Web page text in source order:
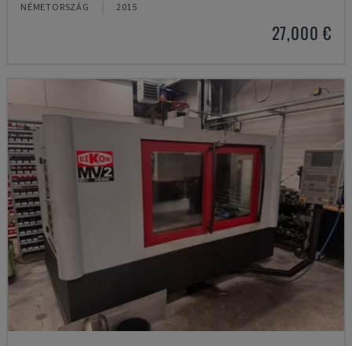
NÉMETORSZÁG 2015
27,000 €